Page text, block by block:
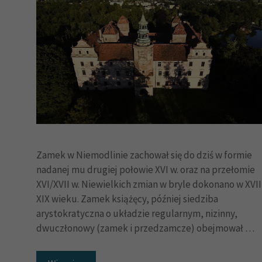
Zamek w Niemodlinie zachował się do dziś w formie
nadanej mu drugiej połowie XVI w. oraz na przełomie
XVI/XVII w. Niewielkich zmian w bryle dokonano w
XIX wieku. Zamek książęcy, później siedziba
arystokratyczna o układzie regularnym, nizinny,
dwuczłonowy (zamek i przedzamcze) obejmował …